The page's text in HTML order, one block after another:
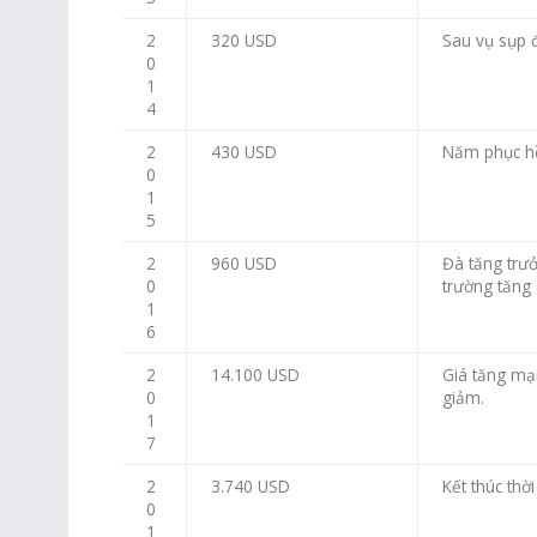
2
0
1
4
320 USD Sau vụ sụp
2
0
1
5
430 USD Năm phục
2
0
1
6
960 USD
Đà tăng
trường tăng
2
0
1
7
14.100 USD
Giá tăng
giảm.
2
0
1
3.740 USD Kết thúc